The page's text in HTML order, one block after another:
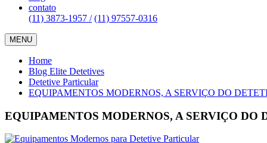
contato
(11) 3873-1957 / (11) 97557-0316
MENU
Home
Blog Elite Detetives
Detetive Particular
EQUIPAMENTOS MODERNOS, A SERVIÇO DO
EQUIPAMENTOS MODERNOS, A SERVIÇO DO